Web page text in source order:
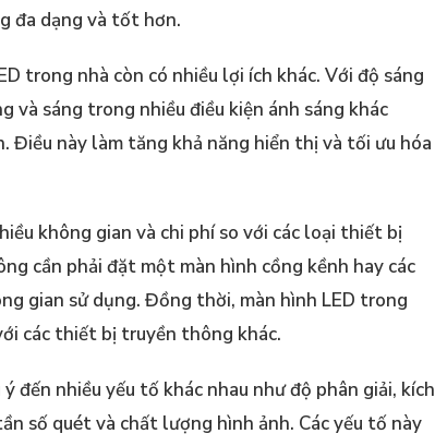
đa dạng và tốt hơn.
trong nhà còn có nhiều lợi ích khác. Với độ sáng
và sáng trong nhiều điều kiện ánh sáng khác
Điều này làm tăng khả năng hiển thị và tối ưu hóa
không gian và chi phí so với các loại thiết bị
cần phải đặt một màn hình cồng kềnh hay các
gian sử dụng. Đồng thời, màn hình LED trong
các thiết bị truyền thông khác.
đến nhiều yếu tố khác nhau như độ phân giải, kích
số quét và chất lượng hình ảnh. Các yếu tố này